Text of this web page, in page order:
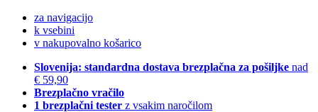
za navigacijo
k vsebini
v nakupovalno košarico
Slovenija: standardna dostava brezplačna za pošiljke nad
€ 59,90
Brezplačno vračilo
1 brezplačni tester z vsakim naročilom